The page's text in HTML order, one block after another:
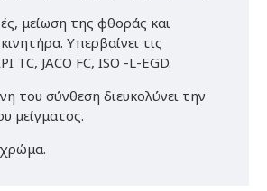
μείωση της φθοράς και
Υπερβαίνει τις
TC, JACO FC, ISO -L-EGD.
του σύνθεση διευκολύνει την
μείγματος.